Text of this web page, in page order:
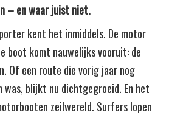
– en waar juist niet.
kent het inmiddels. De motor
boot komt nauwelijks vooruit: de
Of een route die vorig jaar nog
was, blijkt nu dichtgegroeid. En het
zeilwereld. Surfers lopen